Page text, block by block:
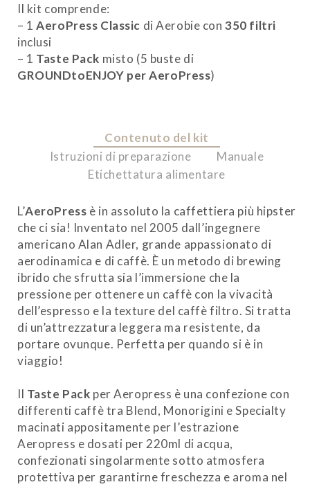
Il kit comprende:
– 1AeroPress Classic di Aerobie con350 filtri
inclusi
– 1 Taste Pack misto (5 buste di
GROUNDtoENJOY per AeroPress)
Contenuto del kit
Istruzioni di preparazione
Manuale
Etichettatura alimentare
L’AeroPress è in assoluto la caffettiera più hipster
che ci sia! Inventato nel 2005 dall’ingegnere
americano Alan Adler, grande appassionato di
aerodinamica e di caffè. È un metodo di brewing
ibrido che sfrutta sia l’immersione che la
pressione per ottenere un caffè con la vivacità
dell’espresso e la texture del caffè filtro. Si tratta
di un’attrezzatura leggera ma resistente, da
portare ovunque. Perfetta per quando si è in
viaggio!
Il Taste Pack per Aeropress è una confezione con
differenti caffè tra Blend, Monorigini e Specialty
macinati appositamente per l’estrazione
Aeropress e dosati per 220ml di acqua,
confezionati singolarmente sotto atmosfera
protettiva per garantirne freschezza e aroma nel